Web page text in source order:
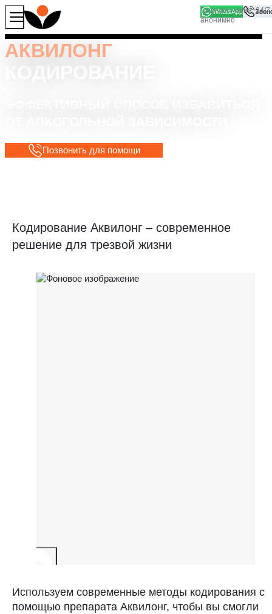
WhatsApp
АКВИЛОНГ
Позвонить для помощи
Кодирование Аквилонг – современное
решение для трезвой жизни
Используем современные методы кодирования с
помощью препарата Аквилонг, чтобы вы смогли
Продолжая работу с сайтом, вы соглашаетесь на то, что
мы используем файлы
Хорошо